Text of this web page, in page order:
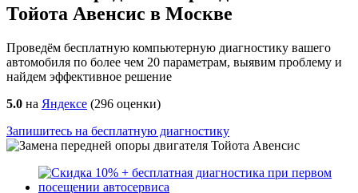
Тойота Авенсис в Москве
Проведём бесплатную компьютерную диагностику вашего
автомобиля по более чем 20 параметрам, выявим проблему и
найдем эффективное решение
5.0 на Яндексе (296 оценки)
Запишитесь на бесплатную диагностику